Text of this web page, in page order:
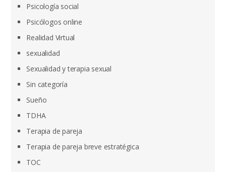
Psicología social
Psicólogos online
Realidad Virtual
sexualidad
Sexualidad y terapia sexual
Sin categoría
Sueño
TDHA
Terapia de pareja
Terapia de pareja breve estratégica
TOC